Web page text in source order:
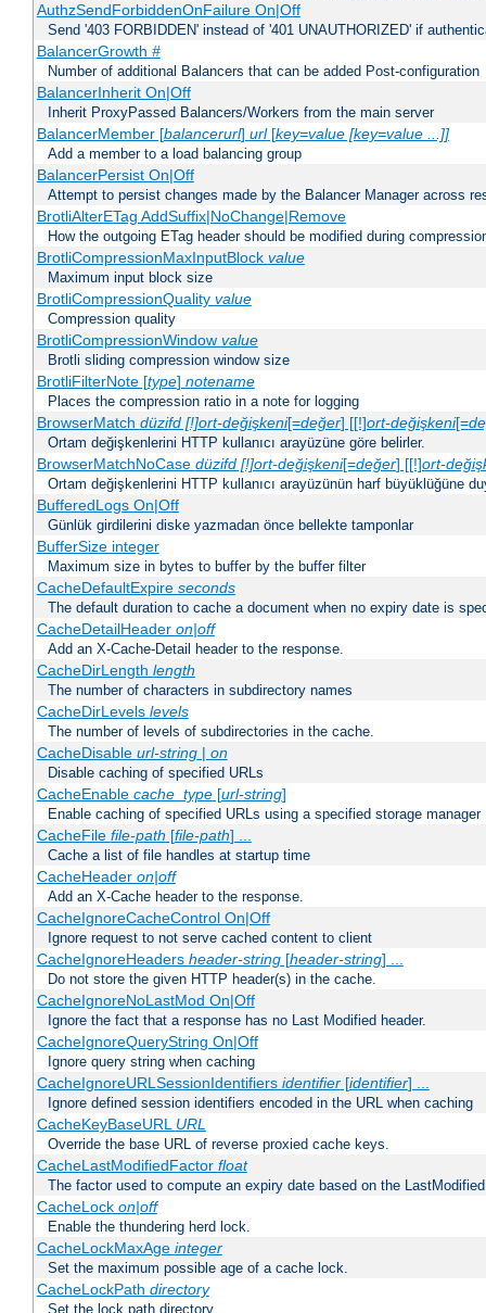
AuthzSendForbiddenOnFailure On|Off
Send '403 FORBIDDEN' instead of '401 UNAUTHORIZED' if
BalancerGrowth #
Number of additional Balancers that can be added Post-configuration
BalancerInherit On|Off
Inherit ProxyPassed Balancers/Workers from the main server
BalancerMember [balancerurl] url[key=value [key=value ...]]
Add a member to a load balancing group
BalancerPersist On|Off
Attempt to persist changes made by the Balancer Manager across
BrotliAlterETag AddSuffix|NoChange|Remove
How the outgoing ETag header should be modified during
BrotliCompressionMaxInputBlock value
Maximum input block size
BrotliCompressionQuality value
Compression quality
BrotliCompressionWindow value
Brotli sliding compression window size
BrotliFilterNote [type] notename
Places the compression ratio in a note for logging
BrowserMatch düzifd [!]ort-değişkeni[=değer] [[!]ort-değişkeni[=
Ortam değişkenlerini HTTP kullanıcı arayüzüne göre belirler.
BrowserMatchNoCase düzifd [!]ort-değişkeni[=değer] [[!]ort-
Ortam değişkenlerini HTTP kullanıcı arayüzünün harf büyüklüğüne
BufferedLogs On|Off
Günlük girdilerini diske yazmadan önce bellekte tamponlar
BufferSize integer
Maximum size in bytes to buffer by the buffer filter
CacheDefaultExpire seconds
The default duration to cache a document when no expiry date is
CacheDetailHeader on|off
Add an X-Cache-Detail header to the response.
CacheDirLength length
The number of characters in subdirectory names
CacheDirLevels levels
The number of levels of subdirectories in the cache.
CacheDisable url-string| on
Disable caching of specified URLs
CacheEnable cache_type[url-string]
Enable caching of specified URLs using a specified storage manager
CacheFile file-path [file-path] ...
Cache a list of file handles at startup time
CacheHeader on|off
Add an X-Cache header to the response.
CacheIgnoreCacheControl On|Off
Ignore request to not serve cached content to client
CacheIgnoreHeaders header-string[header-string] ...
Do not store the given HTTP header(s) in the cache.
CacheIgnoreNoLastMod On|Off
Ignore the fact that a response has no Last Modified header.
CacheIgnoreQueryString On|Off
Ignore query string when caching
CacheIgnoreURLSessionIdentifiers identifier[identifier] ...
Ignore defined session identifiers encoded in the URL when caching
CacheKeyBaseURL URL
Override the base URL of reverse proxied cache keys.
CacheLastModifiedFactor float
The factor used to compute an expiry date based on the
CacheLock on|off
Enable the thundering herd lock.
CacheLockMaxAge integer
Set the maximum possible age of a cache lock.
CacheLockPath directory
Set the lock path directory.